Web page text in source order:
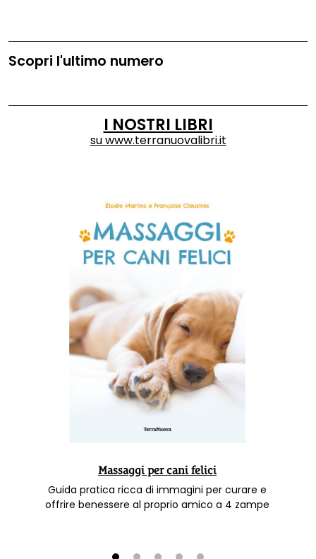
Scopri l'ultimo numero
I NOSTRI LIBRI
suwww.terranuovalibri.it
Massaggi per cani felici
Guida pratica ricca di immagini per curare e
offrire benessere al proprio amico a 4 zampe